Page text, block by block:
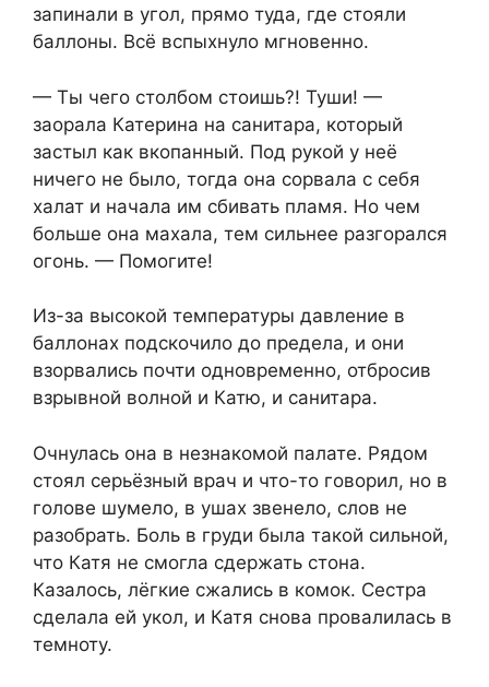
запинали в угол, прямо туда, где стояли
баллоны. Всё вспыхнуло мгновенно.
— Ты чего столбом стоишь?! Туши! —
заорала Катерина на санитара, который
застыл как вкопанный. Под рукой у неё
ничего не было, тогда она сорвала с себя
халат и начала им сбивать пламя. Но чем
больше она махала, тем сильнее разгорался
огонь. — Помогите!
Из-за высокой температуры давление в
баллонах подскочило до предела, и они
взорвались почти одновременно, отбросив
взрывной волной и Катю, и санитара.
Очнулась она в незнакомой палате. Рядом
стоял серьёзный врач и что-то говорил, но в
голове шумело, в ушах звенело, слов не
разобрать. Боль в груди была такой сильной,
что Катя не смогла сдержать стона.
Казалось, лёгкие сжались в комок. Сестра
сделала ей укол, и Катя снова провалилась в
темноту.